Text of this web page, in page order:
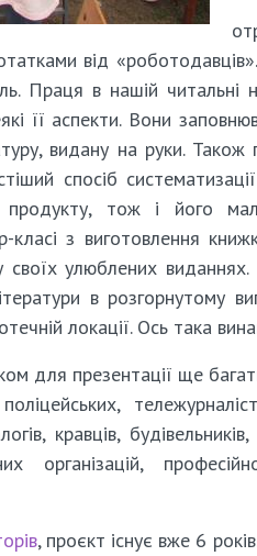
від
Праця в нашій читальні
її аспекти. Вони
видану на руки.
спосіб
тож і його
з виготовлення
улюблених
в розгорнутому
локації. Ось така
для презентації ще
кравців,
організацій,
, проєкт існує вже 6